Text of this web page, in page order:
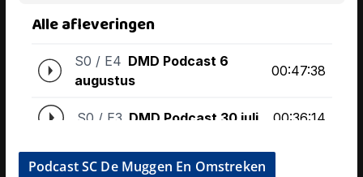
Podcast SC De Muggen En Omstreken